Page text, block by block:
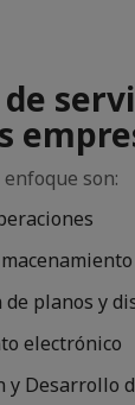
son:
planos y
electrónico
y Desarrollo